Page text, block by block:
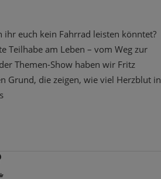
euch kein Fahrrad leisten könntet?
Teilhabe am Leben – vom Weg zur
Themen-Show haben wir Fritz
Grund, die zeigen, wie viel Herzblut in